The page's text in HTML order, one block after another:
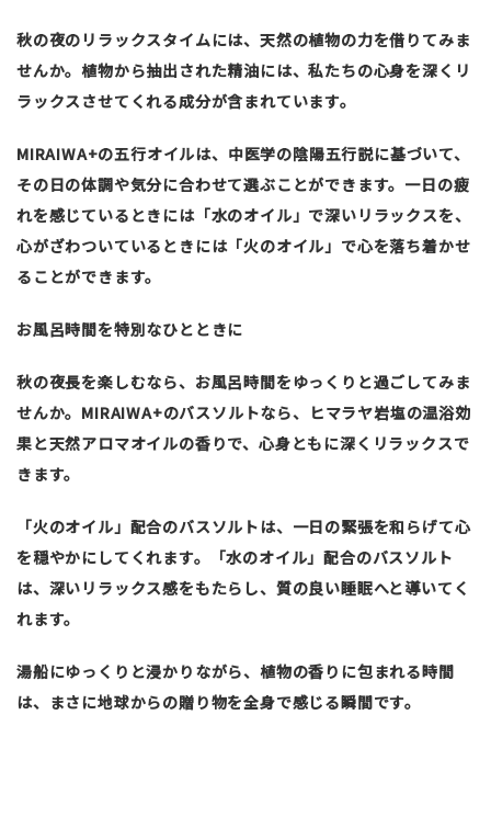
秋の夜のリラックスタイムには、天然の植物の力を借りてみま
せんか。植物から抽出された精油には、私たちの心身を深くリ
ラックスさせてくれる成分が含まれています。
MIRAIWA+の五行オイルは、中医学の陰陽五行説に基づいて、
その日の体調や気分に合わせて選ぶことができます。一日の疲
れを感じているときには「水のオイル」で深いリラックスを、
心がざわついているときには「火のオイル」で心を落ち着かせ
ることができます。
お風呂時間を特別なひとときに
秋の夜長を楽しむなら、お風呂時間をゆっくりと過ごしてみま
せんか。MIRAIWA+のバスソルトなら、ヒマラヤ岩塩の温浴効
果と天然アロマオイルの香りで、心身ともに深くリラックスで
きます。
「火のオイル」配合のバスソルトは、一日の緊張を和らげて心
を穏やかにしてくれます。「水のオイル」配合のバスソルト
は、深いリラックス感をもたらし、質の良い睡眠へと導いてく
れます。
湯船にゆっくりと浸かりながら、植物の香りに包まれる時間
は、まさに地球からの贈り物を全身で感じる瞬間です。